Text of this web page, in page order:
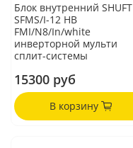
Блок внутренний SHUFT
SFMS/I-12 HB
FMI/N8/In/white
инверторной мульти
сплит-системы
15300 руб
В корзину